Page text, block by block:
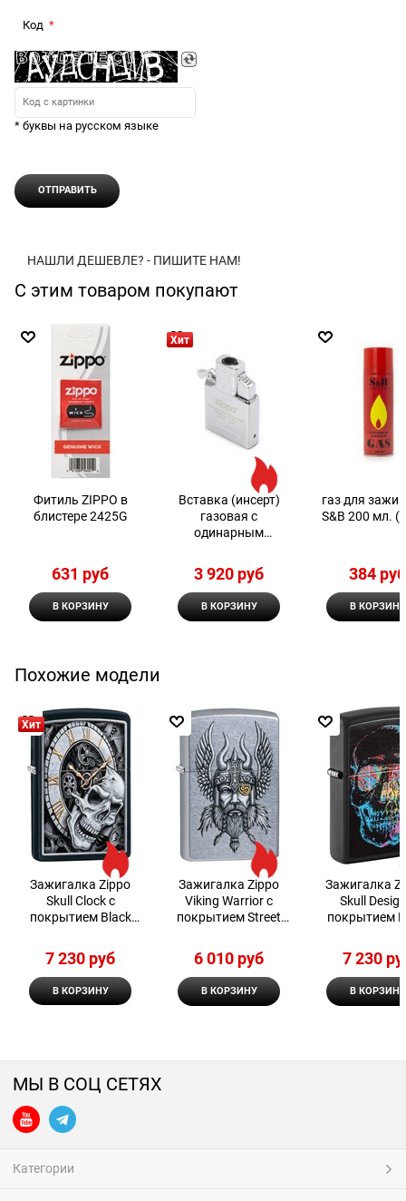
Код
* буквы на русском языке
НАШЛИ ДЕШЕВЛЕ? - ПИШИТЕ НАМ!
С этим товаром покупают
Фитиль ZIPPO в
блистере 2425G
631 руб
В КОРЗИНУ
Хит
Вставка (инсерт)
газовая с
одинарным
широкой зажигалки
Zippo
3 920 руб
В КОРЗИНУ
газ для
S&B 200 мл.
384 руб
В КОРЗИНУ
Похожие модели
Хит
Зажигалка Zippo
Skull Clock с
покрытием Black
7 230 руб
В КОРЗИНУ
Зажигалка Zippo
Viking Warrior с
покрытием Street
6 010 руб
В КОРЗИНУ
Зажигалка
Skull
покрытием
7 230
В КОРЗИНУ
МЫ В СОЦ СЕТЯХ
Категории